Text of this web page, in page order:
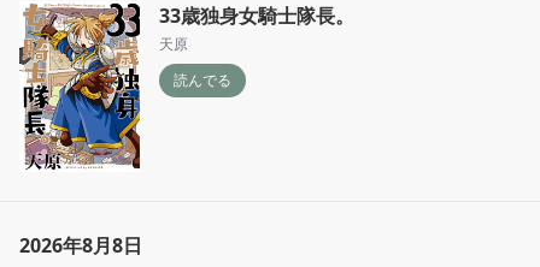
33歳独身女騎士隊長。
天原
読んでる
2026年8月8日